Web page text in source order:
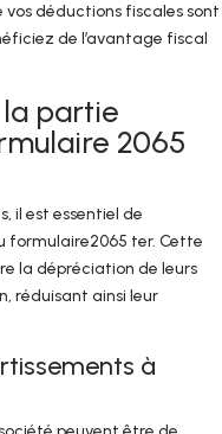
vos déductions fiscales sont
de l’avantage fiscal
partie
2065
il est essentiel de
formulaire2065 ter. Cette
la dépréciation de leurs
réduisant ainsi leur
à